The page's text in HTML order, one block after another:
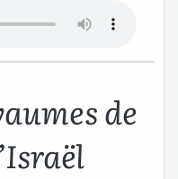
de